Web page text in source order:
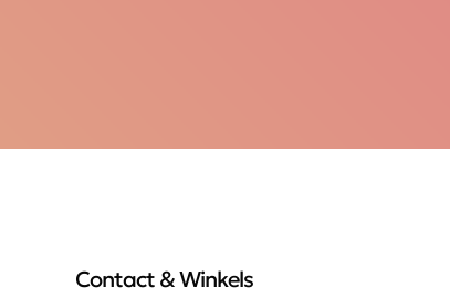
Contact & Winkels